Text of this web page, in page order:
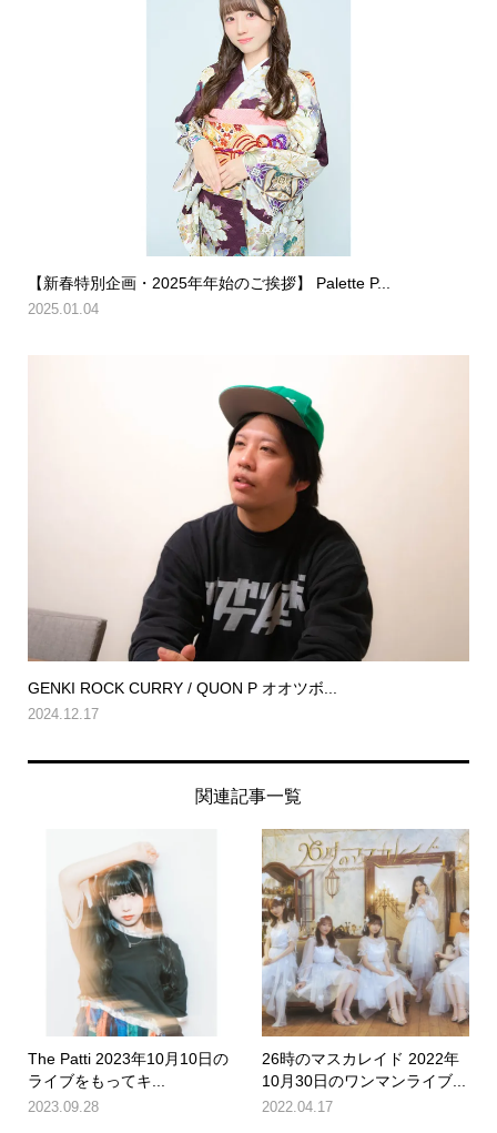
【新春特別企画・2025年年始のご挨拶】 Palette P...
2025.01.04
GENKI ROCK CURRY / QUON P オオツボ...
2024.12.17
関連記事一覧
The Patti 2023年10月10日の
ライブをもってキ...
2023.09.28
26時のマスカレイド 2022年
10月30日のワンマンライブ...
2022.04.17